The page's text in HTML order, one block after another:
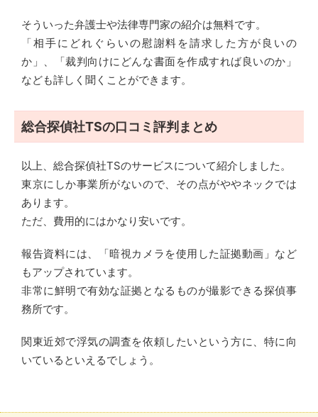
そういった弁護士や法律専門家の紹介は無料です。
「相手にどれぐらいの慰謝料を請求した方が良いの
か」、「裁判向けにどんな書面を作成すれば良いのか」
なども詳しく聞くことができます。
総合探偵社TSの口コミ評判まとめ
以上、総合探偵社TSのサービスについて紹介しました。
東京にしか事業所がないので、その点がややネックでは
あります。
ただ、費用的にはかなり安いです。
報告資料には、「暗視カメラを使用した証拠動画」など
もアップされています。
非常に鮮明で有効な証拠となるものが撮影できる探偵事
務所です。
関東近郊で浮気の調査を依頼したいという方に、特に向
いているといえるでしょう。